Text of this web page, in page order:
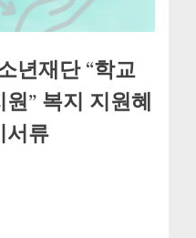
년재단 “학교
” 복지 지원혜
서류